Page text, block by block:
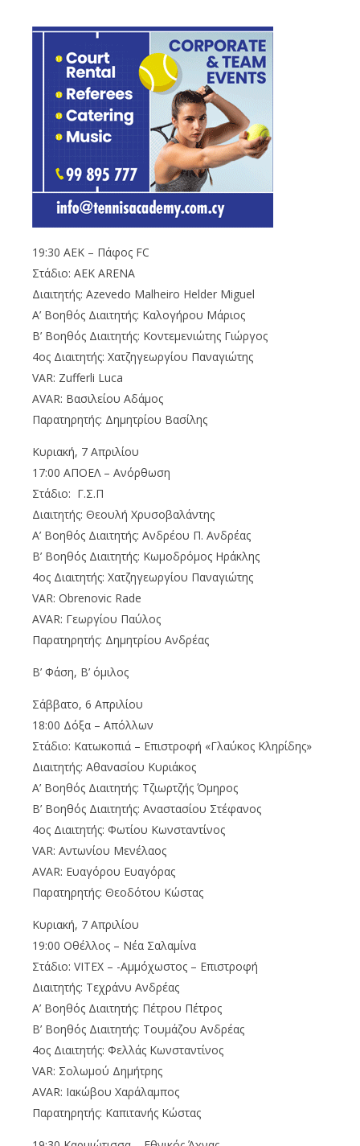
19:30 ΑΕΚ – Πάφος FC
Στάδιο: AEK ARENA
Διαιτητής: Azevedo Malheiro Helder Miguel
Α’ Βοηθός Διαιτητής: Καλογήρου Μάριος
Β’ Βοηθός Διαιτητής: Κοντεμενιώτης Γιώργος
4ος Διαιτητής: Χατζηγεωργίου Παναγιώτης
VAR: Zufferli Luca
AVAR: Βασιλείου Αδάμος
Παρατηρητής: Δημητρίου Βασίλης
Κυριακή, 7 Απριλίου
17:00 ΑΠΟΕΛ – Ανόρθωση
Στάδιο: Γ.Σ.Π
Διαιτητής: Θεουλή Χρυσοβαλάντης
Α’ Βοηθός Διαιτητής: Ανδρέου Π. Ανδρέας
Β’ Βοηθός Διαιτητής: Κωμοδρόμος Ηράκλης
4ος Διαιτητής: Χατζηγεωργίου Παναγιώτης
VAR: Obrenovic Rade
AVAR: Γεωργίου Παύλος
Παρατηρητής: Δημητρίου Ανδρέας
Β’ Φάση, Β’ όμιλος
Σάββατο, 6 Απριλίου
18:00 Δόξα – Απόλλων
Στάδιο: Κατωκοπιά – Επιστροφή «Γλαύκος Κληρίδης»
Διαιτητής: Αθανασίου Κυριάκος
Α’ Βοηθός Διαιτητής: Τζιωρτζής Όμηρος
Β’ Βοηθός Διαιτητής: Αναστασίου Στέφανος
4ος Διαιτητής: Φωτίου Κωνσταντίνος
VAR: Αντωνίου Μενέλαος
AVAR: Ευαγόρου Ευαγόρας
Παρατηρητής: Θεοδότου Κώστας
Κυριακή, 7 Απριλίου
19:00 Οθέλλος – Νέα Σαλαμίνα
Στάδιο: VITEX – -Αμμόχωστος – Επιστροφή
Διαιτητής: Τεχράνυ Ανδρέας
Α’ Βοηθός Διαιτητής: Πέτρου Πέτρος
Β’ Βοηθός Διαιτητής: Τουμάζου Ανδρέας
4ος Διαιτητής: Φελλάς Κωνσταντίνος
VAR: Σολωμού Δημήτρης
AVAR: Ιακώβου Χαράλαμπος
Παρατηρητής: Καπιτανής Κώστας